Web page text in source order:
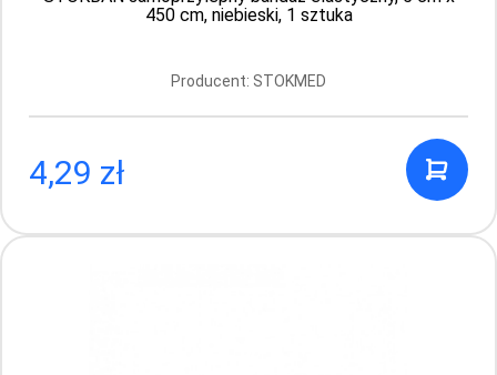
450 cm, niebieski, 1 sztuka
Producent: STOKMED
4,29 zł